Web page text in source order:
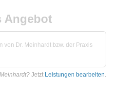
Angebot
von Dr. Meinhardt bzw. der Praxis
Jetzt Leistungen bearbeiten.